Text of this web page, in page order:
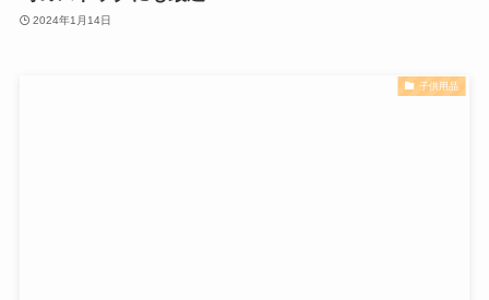
2024年1月14日
子供用品